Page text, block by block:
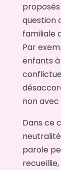
question
familiale
Par
enfants à
non
Dans ce
parole